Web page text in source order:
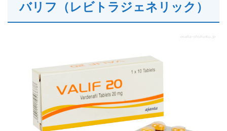
バリフ（レビトラジェネリック）